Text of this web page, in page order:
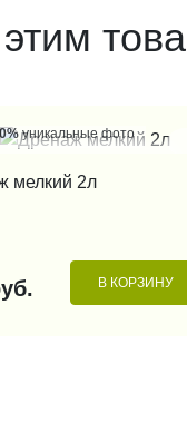
уникальные фото
мелкий 2л
В КОРЗИНУ